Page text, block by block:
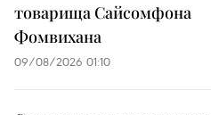
товарища Сайсомфона
Фомвихана
09/08/2026 01:10